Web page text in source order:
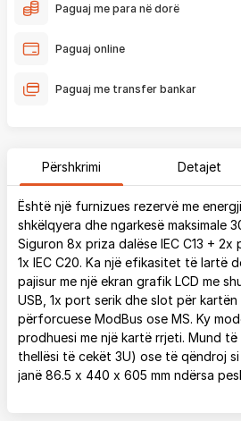
Paguaj me para në dorë
Paguaj online
Paguaj me transfer bankar
Përshkrimi Detajet
Është një furnizues rezervë me
shkëlqyera dhe ngarkesë maksimale
Siguron 8x priza dalëse IEC C13 + 2x
1x IEC C20. Ka një efikasitet të lartë
pajisur me një ekran grafik LCD me
USB, 1x port serik dhe slot për
përforcuese ModBus ose MS. Ky
prodhuesi me një kartë rrjeti. Mund
thellësi të cekët 3U) ose të qëndroj si
janë 86.5 x 440 x 605 mm ndërsa